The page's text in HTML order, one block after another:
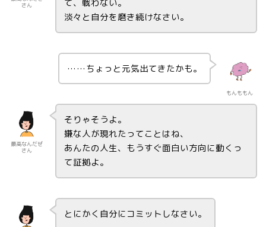
さん
て、戦わない。
淡々と自分を磨き続けなさい。
もんももん
……ちょっと元気出てきたかも。
最高なんだぜ
さん
そりゃそうよ。
嫌な人が現れたってことはね、
あんたの人生、もうすぐ面白い方向に動くっ
て証拠よ。
とにかく自分にコミットしなさい。